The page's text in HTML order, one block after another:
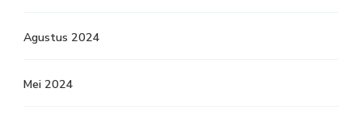
Agustus 2024
Mei 2024